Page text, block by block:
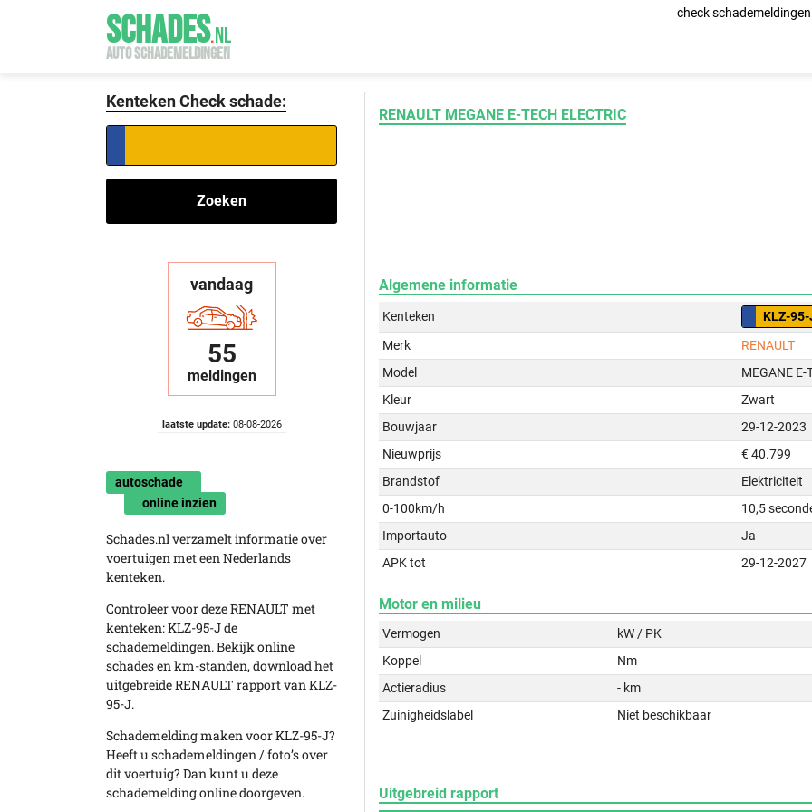
SCHADES.NL
AUTO SCHADEMELDINGEN
check
Kenteken Check schade:
Zoeken
vandaag
55
meldingen
laatste update:08-08-2026
autoschade
online inzien
Schades.nl verzamelt informatie over
voertuigen met een Nederlands
kenteken.
Controleer voor deze RENAULT met
kenteken: KLZ-95-J de
schademeldingen. Bekijk online
schades en km-standen, download het
uitgebreide RENAULT rapport van KLZ-
95-J.
Schademelding maken voor KLZ-95-J?
Heeft u schademeldingen / foto’s over
dit voertuig? Dan kunt u deze
schademelding online doorgeven.
RENAULT MEGANE E-TECH ELECTRIC
Algemene informatie
Kenteken
KLZ-
Merk
RENAULT
Model
MEGANE E-
Kleur
Zwart
Bouwjaar
29-12-2023
Nieuwprijs
€ 40.799
Brandstof
Elektriciteit
0-100km/h
10,5
Importauto
Ja
APK tot
29-12-2027
Motor en milieu
Vermogen
kW / PK
Koppel
Nm
Actieradius
- km
Zuinigheidslabel
Niet beschikbaar
Uitgebreid rapport